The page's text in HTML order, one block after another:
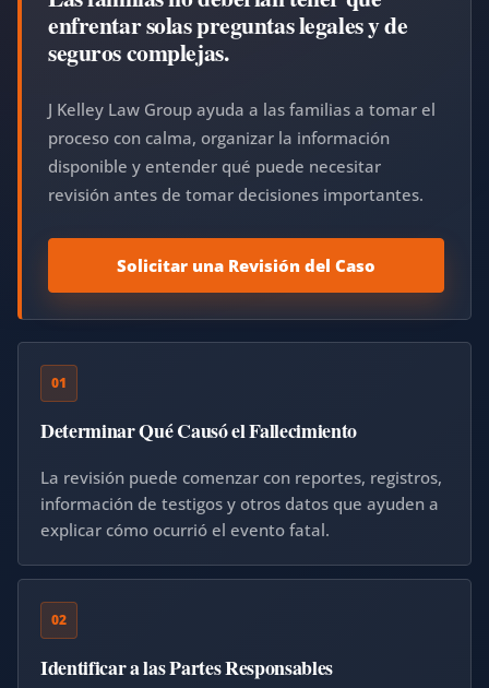
enfrentar solas preguntas legales y de
seguros complejas.
J Kelley Law Group ayuda a las familias a tomar el
proceso con calma, organizar la información
disponible y entender qué puede necesitar
revisión antes de tomar decisiones importantes.
Solicitar una Revisión del Caso
01
Determinar Qué Causó el Fallecimiento
La revisión puede comenzar con reportes, registros,
información de testigos y otros datos que ayuden a
explicar cómo ocurrió el evento fatal.
02
Identificar a las Partes Responsables